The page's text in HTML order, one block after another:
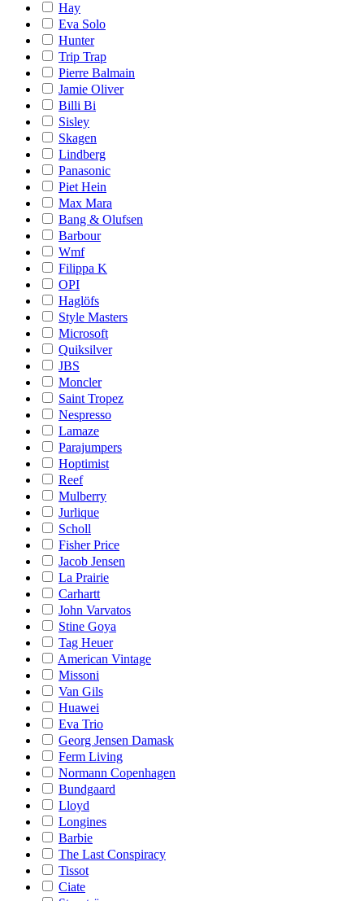
Hay
Eva Solo
Hunter
Trip Trap
Pierre Balmain
Jamie Oliver
Billi Bi
Sisley
Skagen
Lindberg
Panasonic
Piet Hein
Max Mara
Bang & Olufsen
Barbour
Wmf
Filippa K
OPI
Haglöfs
Style Masters
Microsoft
Quiksilver
JBS
Moncler
Saint Tropez
Nespresso
Lamaze
Parajumpers
Hoptimist
Reef
Mulberry
Jurlique
Scholl
Fisher Price
Jacob Jensen
La Prairie
Carhartt
John Varvatos
Stine Goya
Tag Heuer
American Vintage
Missoni
Van Gils
Huawei
Eva Trio
Georg Jensen Damask
Ferm Living
Normann Copenhagen
Bundgaard
Lloyd
Longines
Barbie
The Last Conspiracy
Tissot
Ciate